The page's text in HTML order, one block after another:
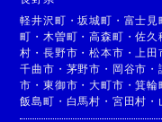
軽井沢町 ・坂城町 ・ 富士見
町 ・ 木曽町 ・高森町 ・佐久
村 ・長野市 ・松本市 ・ 上田
千曲市 ・ 茅野市 ・ 岡谷市 ・
市 ・東御市 ・大町市 ・箕輪
飯島町 ・ 白馬村 ・ 宮田村 ・